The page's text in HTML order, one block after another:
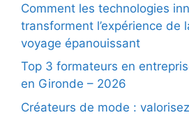
Comment les technologies
transforment l’expérience de
voyage épanouissant
Top 3 formateurs en
en Gironde – 2026
Créateurs de mode :